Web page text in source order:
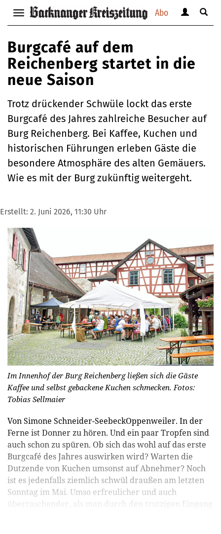
Abo
Navigation
anzeigen
verbergen
anzeigen
Suche
Burgcafé auf dem
Reichenberg startet in die
neue Saison
Trotz drückender Schwüle lockt das erste
Burgcafé des Jahres zahlreiche Besucher auf
Burg Reichenberg. Bei Kaffee, Kuchen und
historischen Führungen erleben Gäste die
besondere Atmosphäre des alten Gemäuers.
Wie es mit der Burg zukünftig weitergeht.
Erstellt: 2. Juni 2026, 11:30 Uhr
Im Innenhof der Burg Reichenberg ließen sich die Gäste
Kaffee und selbst gebackene Kuchen schmecken. Fotos:
Tobias Sellmaier
Von Simone Schneider-SeebeckOppenweiler. In der
Ferne ist Donner zu hören. Und ein paar Tropfen sind
auch schon zu spüren. Ob sich das wohl auf das erste
Burgcafé des Jahres auswirken wird? Warten die
Dutzende von Kuchen umsonst auf Abnehmer? Noch
ist es jedenfalls ziemlich schwül draußen am letzten
Sonntag im Mai. Umso erfreulicher und auch
überraschender, als man durch den trutzigen Eingang